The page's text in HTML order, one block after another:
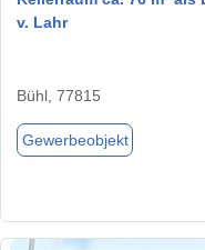
v. Lahr
Bühl, 77815
Gewerbeobjekt